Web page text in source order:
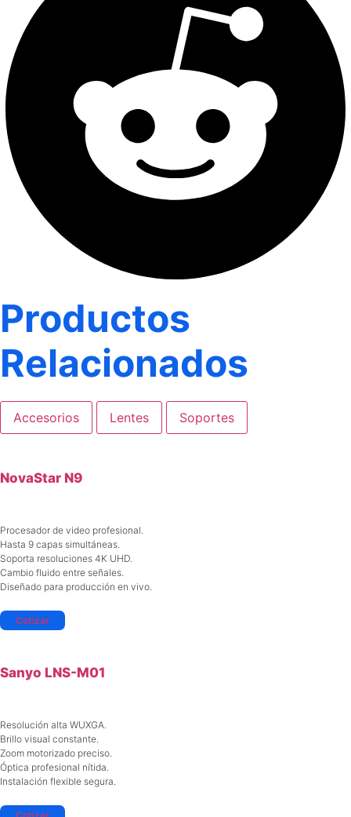
Productos
Relacionados
Accesorios Lentes Soportes
NovaStar N9
Procesador de video profesional.
Hasta 9 capas simultáneas.
Soporta resoluciones 4K UHD.
Cambio fluido entre señales.
Diseñado para producción en vivo.
Cotizar
Sanyo LNS-M01
Resolución alta WUXGA.
Brillo visual constante.
Zoom motorizado preciso.
Óptica profesional nítida.
Instalación flexible segura.